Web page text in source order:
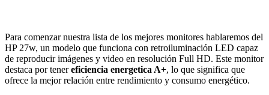
Para comenzar nuestra lista de los mejores monitores hablaremos del
HP 27w, un modelo que funciona con retroiluminación LED capaz
de reproducir imágenes y video en resolución Full HD. Este monitor
destaca por tenereficiencia energetica A+, lo que significa que
ofrece la mejor relación entre rendimiento y consumo energético.